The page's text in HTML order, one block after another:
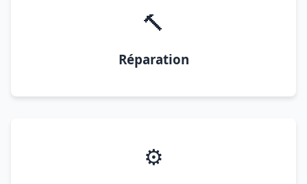
🔨
Réparation
⚙️